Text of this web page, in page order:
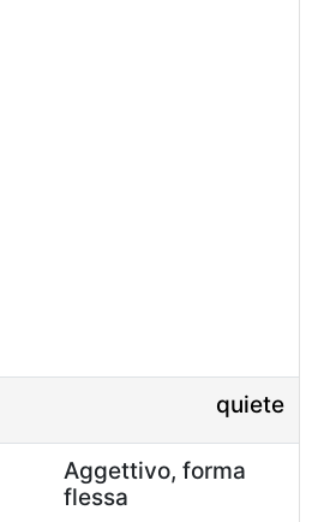
quiete
Aggettivo, forma
flessa